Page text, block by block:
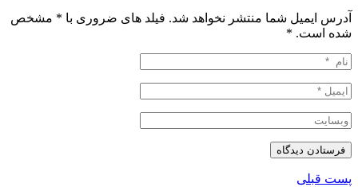
آدرس ایمیل شما منتشر نخواهد شد. فیلد های ضروری با * مشخص
شده است. *
پست قبلی